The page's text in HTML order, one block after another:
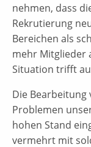
nehmen, dass
Rekrutierung
Bereichen als
mehr Mitglieder
Situation trifft
Die Bearbeitung
Problemen
hohen Stand
vermehrt mit